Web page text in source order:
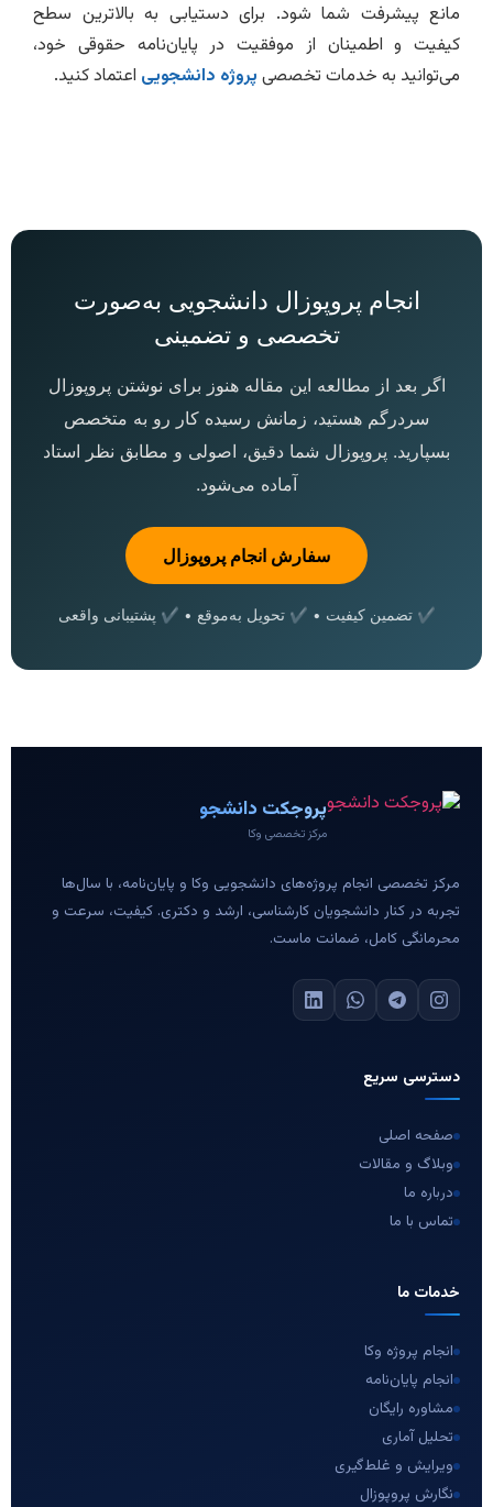
مانع پیشرفت شما شود. برای دستیابی به بالاترین سطح
کیفیت و اطمینان از موفقیت در پایان‌نامه حقوقی خود،
می‌توانید به خدمات تخصصی پروژه دانشجویی اعتماد کنید.
انجام پروپوزال دانشجویی به‌صورت
تخصصی و تضمینی
اگر بعد از مطالعه این مقاله هنوز برای نوشتن پروپوزال
سردرگم هستید، زمانش رسیده کار رو به متخصص
بسپارید. پروپوزال شما دقیق، اصولی و مطابق نظر استاد
آماده می‌شود.
سفارش انجام پروپوزال
✔ تضمین کیفیت • ✔ تحویل به‌موقع • ✔ پشتیبانی واقعی
پروجکت دانشجو
مرکز تخصصی وکا
مرکز تخصصی انجام پروژه‌های دانشجویی وکا و پایان‌نامه، با سال‌ها
تجربه در کنار دانشجویان کارشناسی، ارشد و دکتری. کیفیت، سرعت و
محرمانگی کامل، ضمانت ماست.
دسترسی سریع
صفحه اصلی
وبلاگ و مقالات
درباره ما
تماس با ما
خدمات ما
انجام پروژه وکا
انجام پایان‌نامه
مشاوره رایگان
تحلیل آماری
ویرایش و غلط‌گیری
نگارش پروپوزال